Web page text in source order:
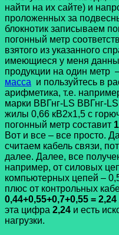
найти на их сайте) и
проложенных за
блокнотик записываем
погонный метр
взятого из указанного
имеющиеся у меня
продукции на один метр
масса и пользуйтесь в
арифметика, т.е.
марки ВВГнг-LS ВВГнг-
жилы 0,66 кВ2х1,5 с
погонный метр составит
Вот и все – все просто.
считаем кабель связи,
далее. Далее, все
например, от силовых
компьютерных цепей –
плюс от контрольных
0,44+0,55+0,7+0,55 = 2,24
эта цифра 2,24 и есть
нагрузки.